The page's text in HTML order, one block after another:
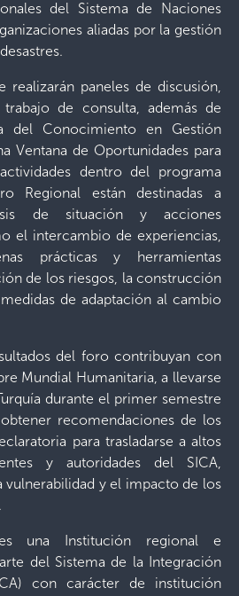
del Sistema de Naciones
aliadas por la gestión
realizarán paneles de discusión,
de consulta, además de
del Conocimiento en Gestión
Ventana de Oportunidades para
dentro del programa
Regional están destinadas a
de situación y acciones
el intercambio de experiencias,
prácticas y herramientas
de los riesgos, la construcción
de adaptación al cambio
del foro contribuyan con
Mundial Humanitaria, a llevarse
durante el primer semestre
recomendaciones de los
para trasladarse a altos
y autoridades del SICA,
vulnerabilidad y el impacto de los
es una Institución regional e
del Sistema de la Integración
con carácter de institución